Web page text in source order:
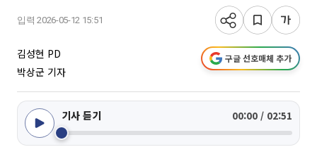
입력 2026-05-12 15:51
김성현 PD
박상군 기자
구글 선호매체 추가
기사 듣기 00:00 / 02:51